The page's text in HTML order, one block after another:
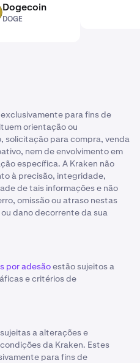
Dogecoin
DOGE
para fins de
orientação ou
solicitação para compra, venda
nem de envolvimento em
específica. A Kraken não
à precisão, integridade,
de tais informações e não
omissão ou atraso nestas
dano decorrente da sua
por adesãoestão sujeitos a
e critérios de
a alterações e
da Kraken. Estes
para fins de